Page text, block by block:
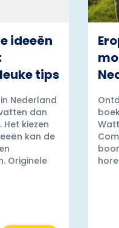
ideeën
tips
Nederland
dan
Het kiezen
kan de
Originele